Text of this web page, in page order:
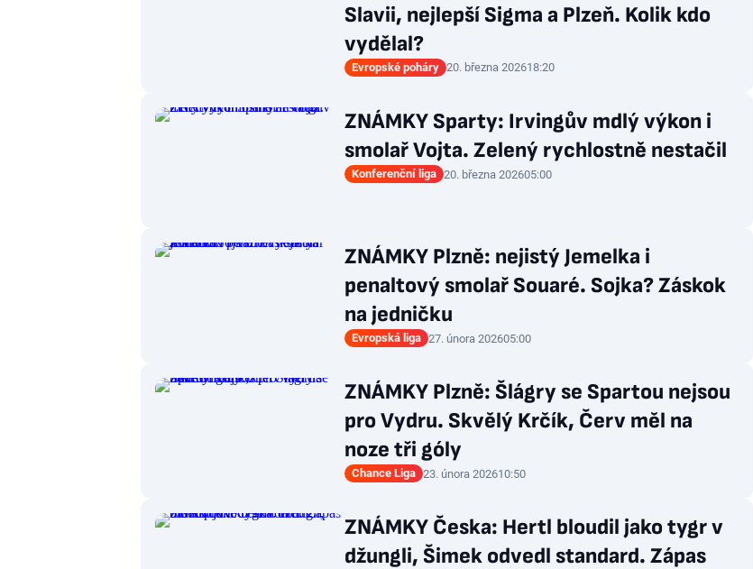
Slavii, nejlepší Sigma a Plzeň. Kolik kdo
vydělal?
Evropské poháry 20. března 202618:20
ZNÁMKY Sparty: Irvingův mdlý výkon i
smolař Vojta. Zelený rychlostně nestačil
Konferenční liga 20. března 202605:00
ZNÁMKY Plzně: nejistý Jemelka i
penaltový smolař Souaré. Sojka? Záskok
na jedničku
Evropská liga 27. února 202605:00
ZNÁMKY Plzně: Šlágry se Spartou nejsou
pro Vydru. Skvělý Krčík, Červ měl na
noze tři góly
Chance Liga 23. února 202610:50
ZNÁMKY Česka: Hertl bloudil jako tygr v
džungli, Šimek odvedl standard. Zápas